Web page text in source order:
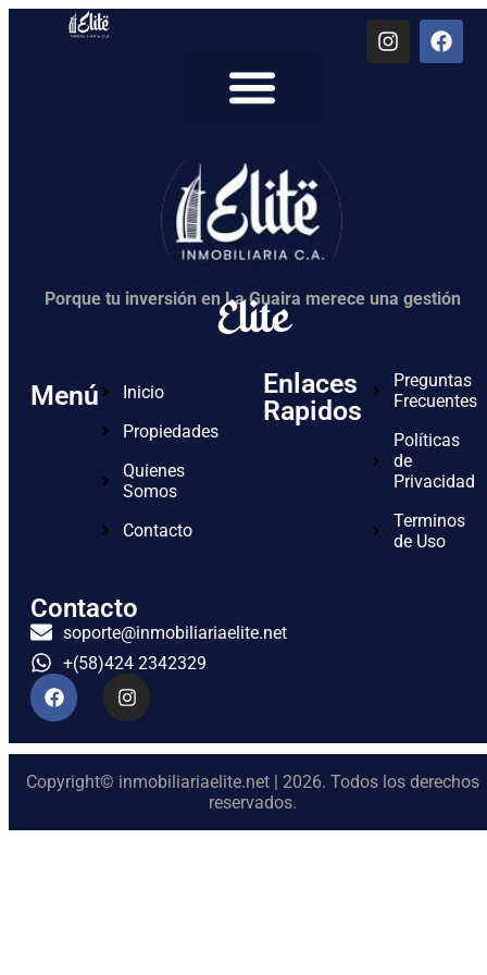
Porque tu inversión en La Guaira merece una gestión
Elite
Menú
Inicio
Propiedades
Quienes
Somos
Contacto
Enlaces
Rapidos
Preguntas
Frecuentes
Políticas
de
Privacidad
Terminos
de Uso
Contacto
soporte@inmobiliariaelite.net
+(58)424 2342329
Copyright© inmobiliariaelite.net | 2026. Todos los derechos
reservados.